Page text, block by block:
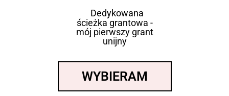
Dedykowana
ścieżka grantowa -
mój pierwszy grant
unijny
WYBIERAM